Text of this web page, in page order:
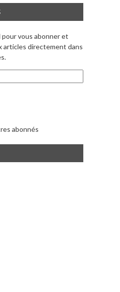
pour vous abonner et
articles directement dans
abonnés